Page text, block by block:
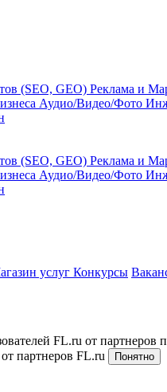
(SEO, GEO) Реклама и
Аудио/Видео/Фото
(SEO, GEO) Реклама и
Аудио/Видео/Фото
услуг Конкурсы
FL.ru от партнеров
партнеров FL.ru
Понятно